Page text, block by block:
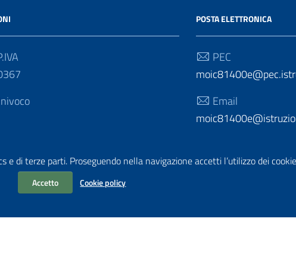
e di terze parti. Proseguendo nella navigazione accetti l’utilizzo dei
Accetto Cookie policy
POSTA ELETTRONICA
PEC
Email